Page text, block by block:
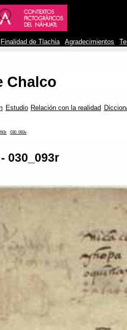
Finalidad de Tlachia Agradecimientos
Chalco
Estudio Relación con la realidad
030_093v
030_093r